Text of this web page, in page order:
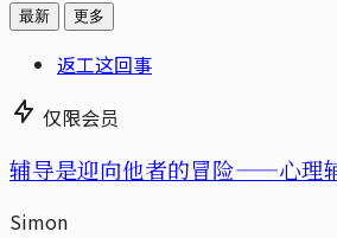
最新 更多
返工这回事
仅限会员
辅导是迎向他者的冒险——心理
Simon